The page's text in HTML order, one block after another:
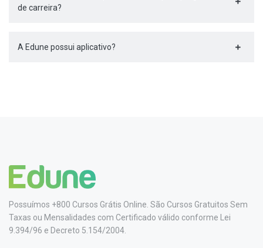
de carreira?
A Edune possui aplicativo?
Possuímos +800 Cursos Grátis Online. São Cursos Gratuitos Sem
Taxas ou Mensalidades com Certificado válido conforme Lei
9.394/96 e Decreto 5.154/2004.